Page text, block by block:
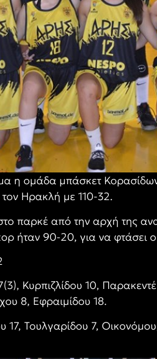
η ομάδα μπάσκετ
Ηρακλή με 110-32.
παρκέ από την αρχή της
ήταν 90-20, για να φτάσει
Κυρπιζλίδου 10,
8, Εφραιμίδου 18.
Τουλγαρίδου 7,